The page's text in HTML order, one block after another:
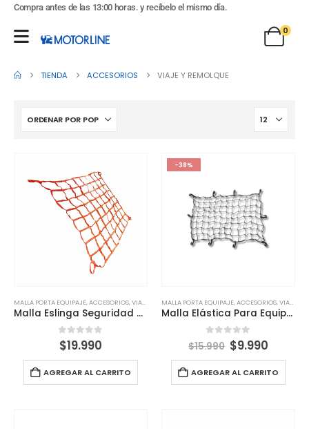
Compra antes de las 13:00 horas. y recíbelo el mismo día.
0
TIENDA ACCESORIOS VIAJE Y REMOLQUE
MALLA PORTA EQUIPAJE,ACCESORIOS,VIAJE Y REMOLQUE
Malla Eslinga Seguridad Carga 180x180cm Furgón, Pickup, Camión
0out of 5
$19.990
AGREGAR AL CARRITO
-38%
MALLA PORTA EQUIPAJE,ACCESORIOS,VIAJE Y REMOLQUE
Malla Elástica Para Equipaje BRM 90x150cm | Ideal Para Tu Carga
out of 5
$15.990 $9.990
AGREGAR AL CARRITO